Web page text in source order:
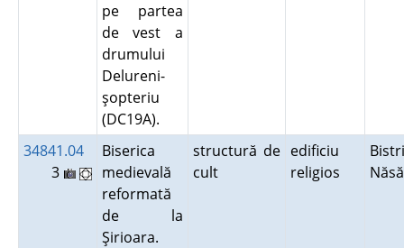
pe partea
de vest a
drumului
Delureni-
şopteriu
(DC19A).
34841.04
3
Biserica
medievală
reformată
de la
Şirioara.
structură de
cult
edificiu
religios